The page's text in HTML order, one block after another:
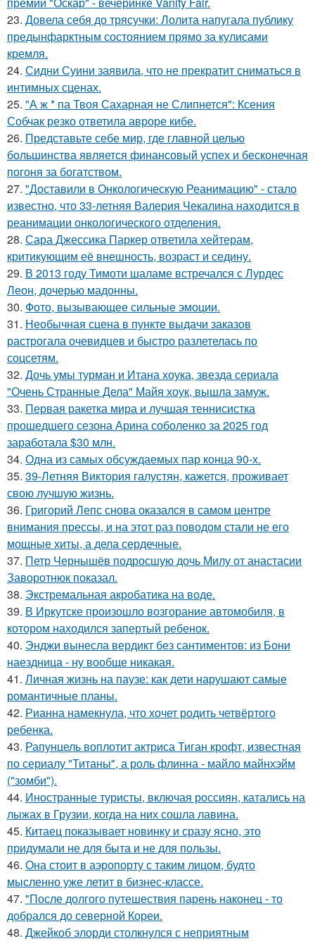
23. Довела себя до трясучки: Лолита напугала публику
предынфарктным состоянием прямо за кулисами
кремля.
24. Сидни Суини заявила, что не прекратит сниматься в
интимных сценах.
25. "А ж * па Твоя Сахарная не Слипнется": Ксения
Собчак резко ответила авроре кибе.
26. Представьте себе мир, где главной целью
большинства является финансовый успех и бесконечная
погоня за богатством.
27. "Доставили в Онкологическую Реанимацию" - стало
известно, что 33-летняя Валерия Чекалина находится в
реанимации онкологического отделения.
28. Сара Джессика Паркер ответила хейтерам,
критикующим её внешность, возраст и седину.
29. В 2013 году Тимоти шаламе встречался с Лурдес
Леон, дочерью мадонны.
30. Фото, вызывающее сильные эмоции.
31. Необычная сцена в пункте выдачи заказов
растрогала очевидцев и быстро разлетелась по
соцсетям.
32. Дочь умы турман и Итана хоука, звезда сериала
"Очень Странные Дела" Майя хоук, вышла замуж.
33. Первая ракетка мира и лучшая теннисистка
прошедшего сезона Арина соболенко за 2025 год
заработала $30 млн.
34. Одна из самых обсуждаемых пар конца 90-х.
35. 39-Летняя Виктория галустян, кажется, проживает
свою лучшую жизнь.
36. Григорий Лепс снова оказался в самом центре
внимания прессы, и на этот раз поводом стали не его
мощные хиты, а дела сердечные.
37. Петр Чернышёв подросшую дочь Милу от анастасии
Заворотнюк показал.
38. Экстремальная акробатика на воде.
39. В Иркутске произошло возгорание автомобиля, в
котором находился запертый ребенок.
40. Энджи вынесла вердикт без сантиментов: из Бони
наездница - ну вообще никакая.
41. Личная жизнь на паузе: как дети нарушают самые
романтичные планы.
42. Рианна намекнула, что хочет родить четвёртого
ребенка.
43. Рапунцель воплотит актриса Тиган крофт, известная
по сериалу "Титаны", а роль флинна - майло майнхэйм
("зомби").
44. Иностранные туристы, включая россиян, катались на
лыжах в Грузии, когда на них сошла лавина.
45. Китаец показывает новинку и сразу ясно, это
придумали не для быта и не для пользы.
46. Она стоит в аэропорту с таким лицом, будто
мысленно уже летит в бизнес-классе.
47. "После долгого путешествия парень наконец - то
добрался до северной Кореи.
48. Джейкоб элорди столкнулся с неприятным